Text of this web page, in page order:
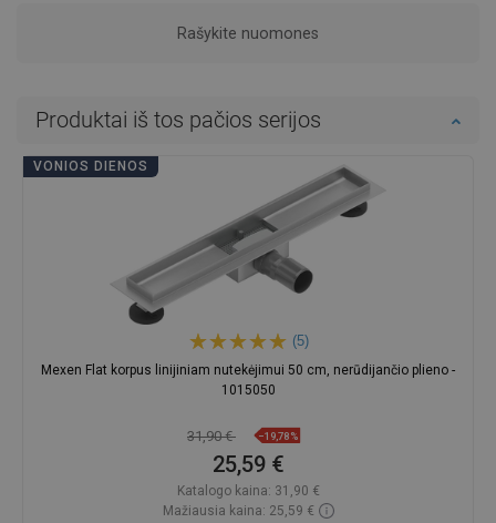
Rašykite nuomones
Produktai iš tos pačios serijos
VONIOS DIENOS
(5)
Mexen Flat korpus linijiniam nutekėjimui 50 cm, nerūdijančio plieno -
1015050
31,90 € −19,78%
25,59 €
Katalogo kaina: 31,90 €
Mažiausia kaina: 25,59 €